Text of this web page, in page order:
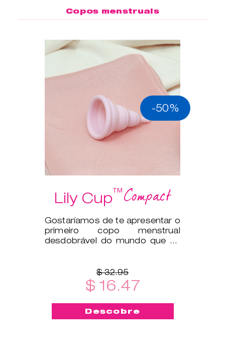
Copos menstruais
-50%
Lily Cup™Compact
Gostaríamos de te apresentar o
primeiro copo menstrual
desdobrável do mundo que se
$ 32.95
$ 16.47
Descobre